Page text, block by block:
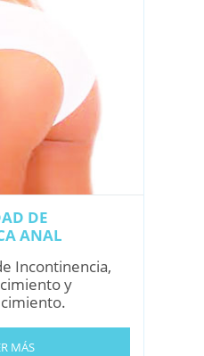
DE
ANAL
Incontinencia,
y
MÁS